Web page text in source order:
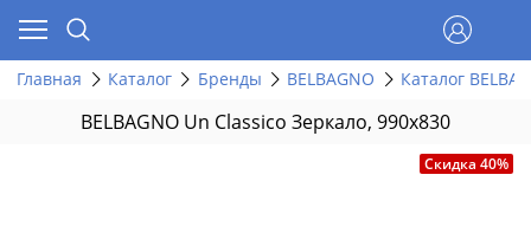
Главная Каталог Бренды BELBAGNO Каталог
BELBAGNO Un Classico Зеркало, 990x830
Скидка 40%